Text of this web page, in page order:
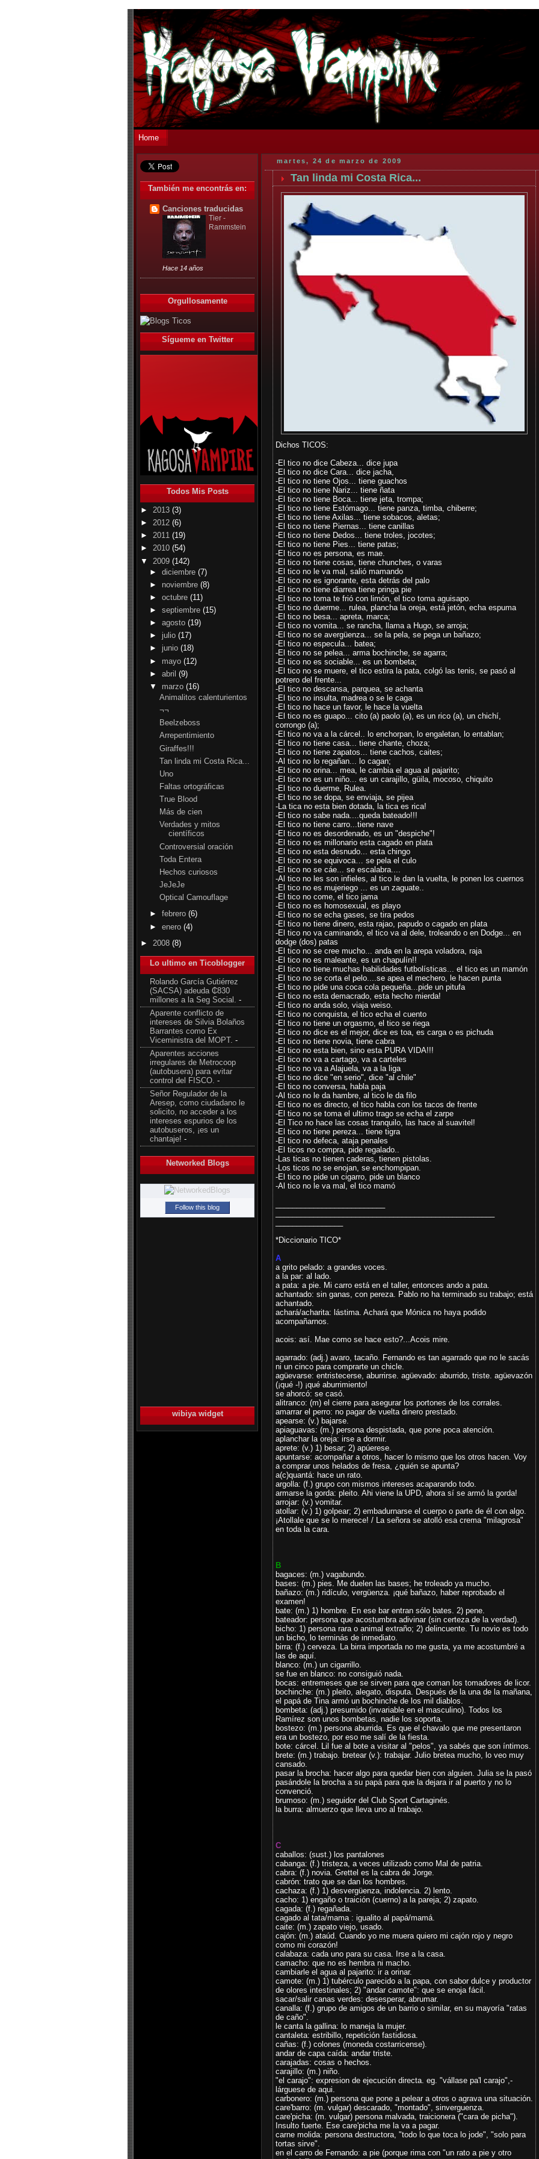
Home
También me encontrás en:
Canciones traducidas
Tier -
Rammstein
Hace 14 años
Orgullosamente
Sígueme en Twitter
Todos Mis Posts
► 2013 (3)
► 2012 (6)
► 2011 (19)
► 2010 (54)
▼ 2009 (142)
►diciembre(7)
► noviembre(8)
►octubre(11)
►septiembre(15)
►agosto(19)
► julio(17)
► junio(18)
► mayo(12)
►abril(9)
▼ marzo(16)
Animalitos calenturientos
¬¬
Beelzeboss
Arrepentimiento
Giraffes!!!
Tan linda mi Costa Rica...
Uno
Faltas ortográficas
True Blood
Más de cien
Verdades y mitos
científicos
Controversial oración
Toda Entera
Hechos curiosos
JeJeJe
Optical Camouflage
►febrero(6)
►enero(4)
► 2008 (8)
Lo ultimo en Ticoblogger
Rolando García Gutiérrez
(SACSA) adeuda ₵830
millones a la Seg Social. -
Aparente conflicto de
intereses de Silvia Bolaños
Barrantes como Ex
Viceministra del MOPT. -
Aparentes acciones
irregulares de Metrocoop
(autobusera) para evitar
control del FISCO. -
Señor Regulador de la
Aresep, como ciudadano le
solicito, no acceder a los
intereses espurios de los
autobuseros, ¡es un
chantaje! -
Networked Blogs
Follow this blog
wibiya widget
martes, 24 de marzo de 2009
Tan linda mi Costa Rica...
Dichos TICOS:
-El tico no dice Cabeza... dice jupa
-El tico no dice Cara... dice jacha,
-El tico no tiene Ojos... tiene guachos
-El tico no tiene Nariz... tiene ñata
-El tico no tiene Boca... tiene jeta, trompa;
-El tico no tiene Estómago... tiene panza, timba, chiberre;
-El tico no tiene Axilas... tiene sobacos, aletas;
-El tico no tiene Piernas... tiene canillas
-El tico no tiene Dedos... tiene troles, jocotes;
-El tico no tiene Pies... tiene patas;
-El tico no es persona, es mae.
-El tico no tiene cosas, tiene chunches, o varas
-El tico no le va mal, salió mamando
-El tico no es ignorante, esta detrás del palo
-El tico no tiene diarrea tiene pringa pie
-El tico no toma te frió con limón, el tico toma aguisapo.
-El tico no duerme... rulea, plancha la oreja, está jetón, echa espuma
-El tico no besa... apreta, marca;
-El tico no vomita... se rancha, llama a Hugo, se arroja;
-El tico no se avergüenza... se la pela, se pega un bañazo;
-El tico no especula... batea;
-El tico no se pelea... arma bochinche, se agarra;
-El tico no es sociable... es un bombeta;
-El tico no se muere, el tico estira la pata, colgó las tenis, se pasó al
potrero del frente...
-El tico no descansa, parquea, se achanta
-El tico no insulta, madrea o se le caga
-El tico no hace un favor, le hace la vuelta
-El tico no es guapo... cito (a) paolo (a), es un rico (a), un chichí,
corrongo (a);
-El tico no va a la cárcel.. lo enchorpan, lo engaletan, lo entablan;
-El tico no tiene casa... tiene chante, choza;
-El tico no tiene zapatos... tiene cachos, caites;
-Al tico no lo regañan... lo cagan;
-El tico no orina... mea, le cambia el agua al pajarito;
-El tico no es un niño... es un carajillo, güila, mocoso, chiquito
-El tico no duerme, Rulea.
-El tico no se dopa, se enviaja, se pijea
-La tica no esta bien dotada, la tica es rica!
-El tico no sabe nada....queda bateado!!!
-El tico no tiene carro...tiene nave
-El tico no es desordenado, es un "despiche"!
-El tico no es millonario esta cagado en plata
-El tico no esta desnudo... esta chingo
-El tico no se equivoca… se pela el culo
-El tico no se cáe... se escalabra....
-Al tico no les son infieles, al tico le dan la vuelta, le ponen los cuernos
-El tico no es mujeriego ... es un zaguate..
-El tico no come, el tico jama
-El tico no es homosexual, es playo
-El tico no se echa gases, se tira pedos
-El tico no tiene dinero, esta rajao, papudo o cagado en plata
-El tico no va caminando, el tico va al dele, troleando o en Dodge... en
dodge (dos) patas
-El tico no se cree mucho... anda en la arepa voladora, raja
-El tico no es maleante, es un chapulín!!
-El tico no tiene muchas habilidades futbolísticas... el tico es un mamón
-El tico no se corta el pelo....se apea el mechero, le hacen punta
-El tico no pide una coca cola pequeña...pide un pitufa
-El tico no esta demacrado, esta hecho mierda!
-El tico no anda solo, viaja weiso.
-El tico no conquista, el tico echa el cuento
-El tico no tiene un orgasmo, el tico se riega
-El tico no dice es el mejor, dice es toa, es carga o es pichuda
-El tico no tiene novia, tiene cabra
-El tico no esta bien, sino esta PURA VIDA!!!
-El tico no va a cartago, va a carteles
-El tico no va a Alajuela, va a la liga
-El tico no dice "en serio", dice "al chile"
-El tico no conversa, habla paja
-Al tico no le da hambre, al tico le da filo
-El tico no es directo, el tico habla con los tacos de frente
-El tico no se toma el ultimo trago se echa el zarpe
-El Tico no hace las cosas tranquilo, las hace al suavitel!
-El tico no tiene pereza... tiene tigra
-El tico no defeca, ataja penales
-El ticos no compra, pide regalado..
-Las ticas no tienen caderas, tienen pistolas.
-Los ticos no se enojan, se enchompipan.
-El tico no pide un cigarro, pide un blanco
-Al tico no le va mal, el tico mamó
*Diccionario TICO*
A
a grito pelado: a grandes voces.
a la par: al lado.
a pata: a pie. Mi carro está en el taller, entonces ando a pata.
achantado: sin ganas, con pereza. Pablo no ha terminado su trabajo; está
achantado.
achará/acharita: lástima. Achará que Mónica no haya podido
acompañarnos.
acois: así. Mae como se hace esto?...Acois mire.
agarrado: (adj.) avaro, tacaño. Fernando es tan agarrado que no le sacás
ni un cinco para comprarte un chicle.
agüevarse: entristecerse, aburrirse. agüevado: aburrido, triste. agüevazón
(¡qué -!) ¡qué aburrimiento!
se ahorcó: se casó.
alitranco: (m) el cierre para asegurar los portones de los corrales.
amarrar el perro: no pagar de vuelta dinero prestado.
apearse: (v.) bajarse.
apiaguavas: (m.) persona despistada, que pone poca atención.
aplanchar la oreja: irse a dormir.
aprete: (v.) 1) besar; 2) apúerese.
apuntarse: acompañar a otros, hacer lo mismo que los otros hacen. Voy
a comprar unos helados de fresa, ¿quién se apunta?
a(c)quantá: hace un rato.
argolla: (f.) grupo con mismos intereses acaparando todo.
armarse la gorda: pleito. Ahi viene la UPD, ahora sí se armó la gorda!
arrojar: (v.) vomitar.
atollar: (v.) 1) golpear; 2) embadurnarse el cuerpo o parte de él con algo.
¡Atollale que se lo merece! / La señora se atolló esa crema "milagrosa"
en toda la cara.
B
bagaces: (m.) vagabundo.
bases: (m.) pies. Me duelen las bases; he troleado ya mucho.
bañazo: (m.) ridículo, vergüenza. ¡qué bañazo, haber reprobado el
examen!
bate: (m.) 1) hombre. En ese bar entran sólo bates. 2) pene.
bateador: persona que acostumbra adivinar (sin certeza de la verdad).
bicho: 1) persona rara o animal extraño; 2) delincuente. Tu novio es todo
un bicho, lo terminás de inmediato.
birra: (f.) cerveza. La birra importada no me gusta, ya me acostumbré a
las de aquí.
blanco: (m.) un cigarrillo.
se fue en blanco: no consiguió nada.
bocas: entremeses que se sirven para que coman los tomadores de licor.
bochinche: (m.) pleito, alegato, disputa. Después de la una de la mañana,
el papá de Tina armó un bochinche de los mil diablos.
bombeta: (adj.) presumido (invariable en el masculino). Todos los
Ramírez son unos bombetas, nadie los soporta.
bostezo: (m.) persona aburrida. Es que el chavalo que me presentaron
era un bostezo, por eso me salí de la fiesta.
bote: cárcel. Lil fue al bote a visitar al "pelos", ya sabés que son íntimos.
brete: (m.) trabajo. bretear (v.): trabajar. Julio bretea mucho, lo veo muy
cansado.
pasar la brocha: hacer algo para quedar bien con alguien. Julia se la pasó
pasándole la brocha a su papá para que la dejara ir al puerto y no lo
convenció.
brumoso: (m.) seguidor del Club Sport Cartaginés.
la burra: almuerzo que lleva uno al trabajo.
C
caballos: (sust.) los pantalones
cabanga: (f.) tristeza, a veces utilizado como Mal de patria.
cabra: (f.) novia. Grettel es la cabra de Jorge.
cabrón: trato que se dan los hombres.
cachaza: (f.) 1) desvergüenza, indolencia. 2) lento.
cacho: 1) engaño o traición (cuerno) a la pareja; 2) zapato.
cagada: (f.) regañada.
cagado al tata/mama : igualito al papá/mamá.
caite: (m.) zapato viejo, usado.
cajón: (m.) ataúd. Cuando yo me muera quiero mi cajón rojo y negro
como mi corazón!
calabaza: cada uno para su casa. Irse a la casa.
camacho: que no es hembra ni macho.
cambiarle el agua al pajarito: ir a orinar.
camote: (m.) 1) tubérculo parecido a la papa, con sabor dulce y productor
de olores intestinales; 2) "andar camote": que se enoja fácil.
sacar/salir canas verdes: desesperar, abrumar.
canalla: (f.) grupo de amigos de un barrio o similar, en su mayoría "ratas
de caño".
le canta la gallina: lo maneja la mujer.
cantaleta: estribillo, repetición fastidiosa.
cañas: (f.) colones (moneda costarricense).
andar de capa caída: andar triste.
carajadas: cosas o hechos.
carajillo: (m.) niño.
"el carajo": expresion de ejecución directa. eg. "vállase pa'l carajo",-
lárguese de aqui.
carbonero: (m.) persona que pone a pelear a otros o agrava una situación.
care'barro: (m. vulgar) descarado, "montado", sinverguenza.
care'picha: (m. vulgar) persona malvada, traicionera ("cara de picha").
Insulto fuerte. Ese care'picha me la va a pagar.
carne molida: persona destructora, "todo lo que toca lo jode", "solo para
tortas sirve".
en el carro de Fernando: a pie (porque rima con "un rato a pie y otro